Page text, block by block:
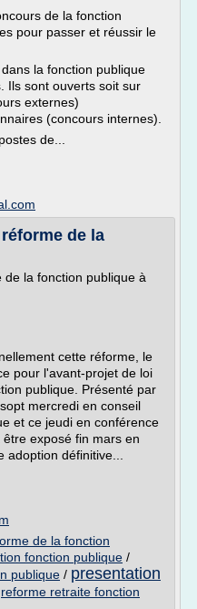
de la fonction
pour passer et réussir le
la fonction publique
Ils sont ouverts soit sur
externes)
(concours internes).
de...
de la
la fonction publique à
cette réforme, le
pour l'avant-projet de loi
publique. Présenté par
mercredi en conseil
et ce jeudi en conférence
exposé fin mars en
définitive...
de la fonction
fonction publique /
publique / presentation
reforme retraite fonction